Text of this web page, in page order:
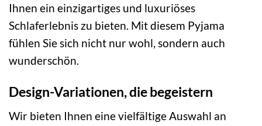
Ihnen ein einzigartiges und luxuriöses
Schlaferlebnis zu bieten. Mit diesem Pyjama
fühlen Sie sich nicht nur wohl, sondern auch
wunderschön.
Design-Variationen, die begeistern
Wir bieten Ihnen eine vielfältige Auswahl an